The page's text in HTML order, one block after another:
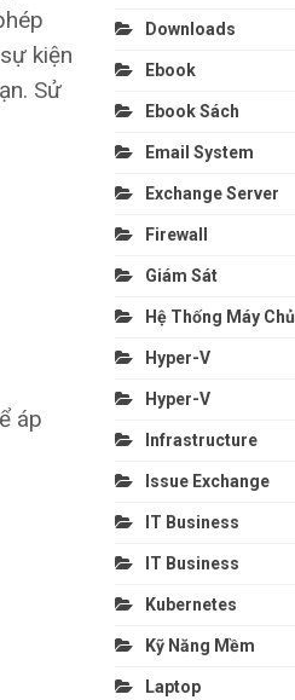
kiện
Sử
áp
Downloads
Ebook
Ebook Sách
Email System
Exchange Server
Firewall
Giám Sát
Hệ Thống Máy Chủ
Hyper-V
Hyper-V
Infrastructure
Issue Exchange
IT Business
IT Business
Kubernetes
Kỹ Năng Mềm
Laptop